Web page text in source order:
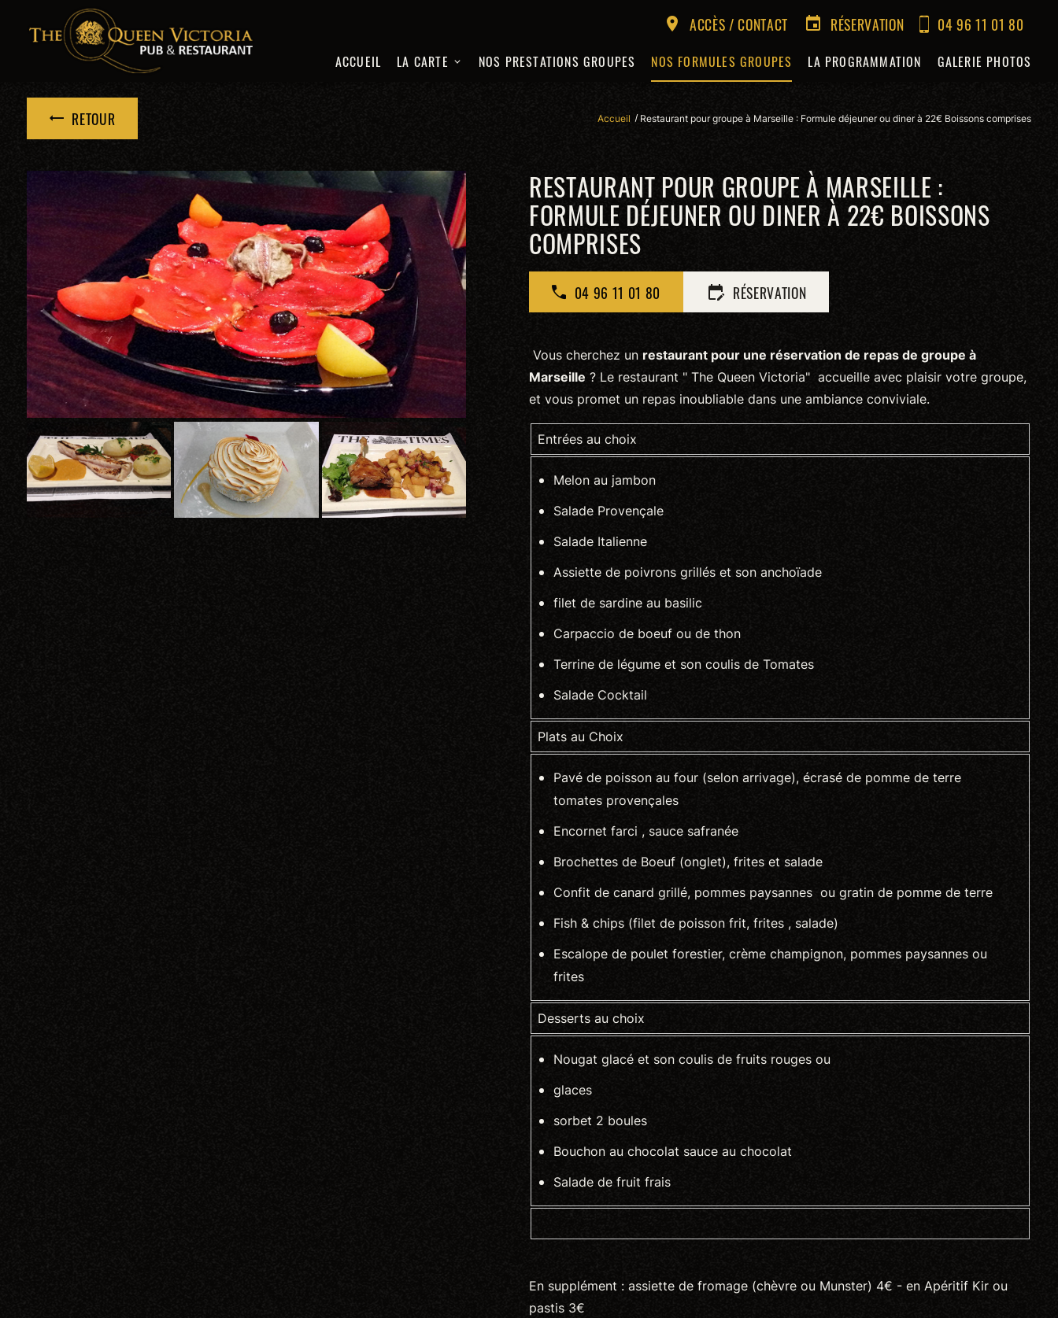
location_on ACCÈS / CONTACT event RÉSERVATION 04 96 11 01 80
ACCUEIL NOS PRESTATIONS GROUPES NOS FORMULES GROUPES LA PROGRAMMATION GALERIE PHOTOS
LA CARTE
Accueil Restaurant pour groupe à Marseille : Formule déjeuner ou diner à 22€ Boissons comprises
RETOUR
RESTAURANT POUR GROUPE À MARSEILLE :
FORMULE DÉJEUNER OU DINER À 22€ BOISSONS
COMPRISES
04 96 11 01 80 edit_calendar RÉSERVATION
Vous cherchez un restaurant pour une réservation de repas de groupe à
Marseille ? Le restaurant " The Queen Victoria" accueille avec plaisir votre groupe,
et vous promet un repas inoubliable dans une ambiance conviviale.
Entrées au choix
Melon au jambon
Salade Provençale
Salade Italienne
Assiette de poivrons grillés et son anchoïade
filet de sardine au basilic
Carpaccio de boeuf ou de thon
Terrine de légume et son coulis de Tomates
Salade Cocktail
Plats au Choix
Pavé de poisson au four (selon arrivage), écrasé de pomme de terre
tomates provençales
Encornet farci , sauce safranée
Brochettes de Boeuf (onglet), frites et salade
Confit de canard grillé, pommes paysannes ou gratin de pomme de terre
Fish & chips (filet de poisson frit, frites , salade)
Escalope de poulet forestier, crème champignon, pommes paysannes ou
frites
Desserts au choix
Nougat glacé et son coulis de fruits rouges ou
glaces
sorbet 2 boules
Bouchon au chocolat sauce au chocolat
Salade de fruit frais
En supplément : assiette de fromage (chèvre ou Munster) 4€ - en Apéritif Kir ou
pastis 3€
Panneau de gestion des cookies